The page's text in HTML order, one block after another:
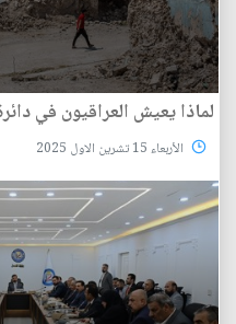
لماذا يعيش العراقيون في
الأربعاء 15 تشرين الاول 2025